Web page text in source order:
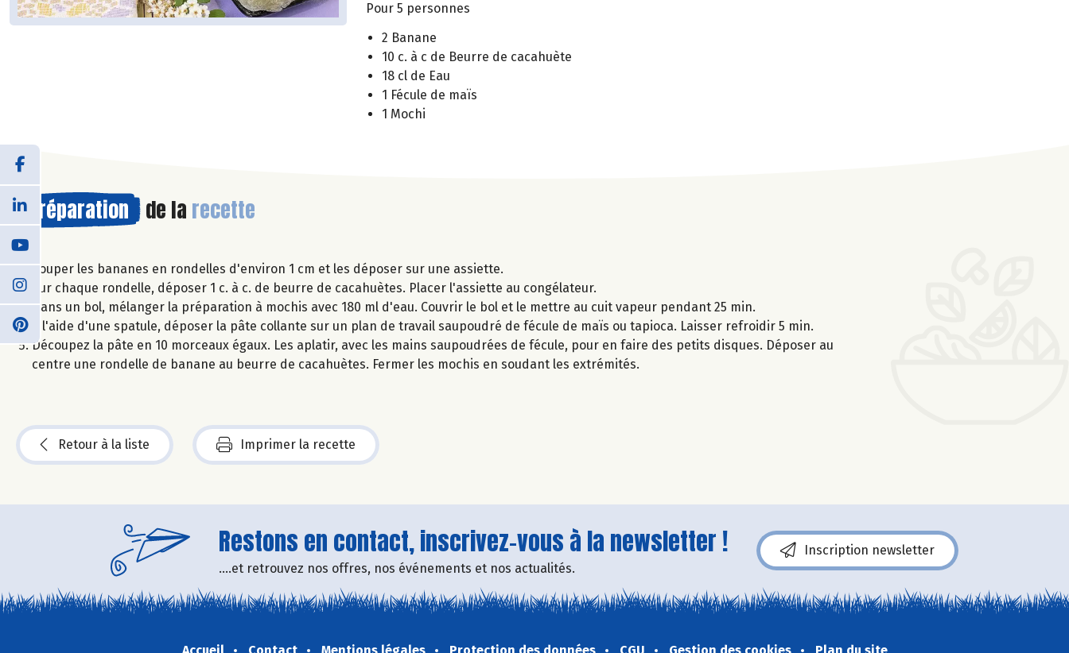
Pour 5 personnes
2 Banane
10 c. à c de Beurre de cacahuète
18 cl de Eau
1 Fécule de maïs
1 Mochi
Préparation de la recette
Couper les bananes en rondelles d'environ 1 cm et les déposer sur une assiette.
Sur chaque rondelle, déposer 1 c. à c. de beurre de cacahuètes. Placer l'assiette au congélateur.
Dans un bol, mélanger la préparation à mochis avec 180 ml d'eau. Couvrir le bol et le mettre au cuit vapeur pendant 25 min.
À l'aide d'une spatule, déposer la pâte collante sur un plan de travail saupoudré de fécule de maïs ou tapioca. Laisser refroidir 5 min.
Découpez la pâte en 10 morceaux égaux. Les aplatir, avec les mains saupoudrées de fécule, pour en faire des petits disques. Déposer au
centre une rondelle de banane au beurre de cacahuètes. Fermer les mochis en soudant les extrémités.
Retour à la liste Imprimer la recette
Restons en contact, inscrivez-vous à la newsletter !
....et retrouvez nos offres, nos événements et nos actualités.
Inscription newsletter